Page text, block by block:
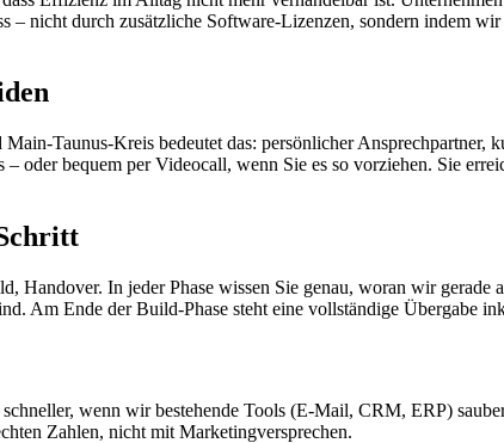
– nicht durch zusätzliche Software-Lizenzen, sondern indem
Taunus-Kreis bedeutet das: persönlicher Ansprechpartner,
bequem per Videocall, wenn Sie es so vorziehen. Sie
In jeder Phase wissen Sie genau, woran wir gerade
Am Ende der Build-Phase steht eine vollständige Übergabe
wenn wir bestehende Tools (E-Mail, CRM, ERP)
Zahlen, nicht mit Marketingversprechen.